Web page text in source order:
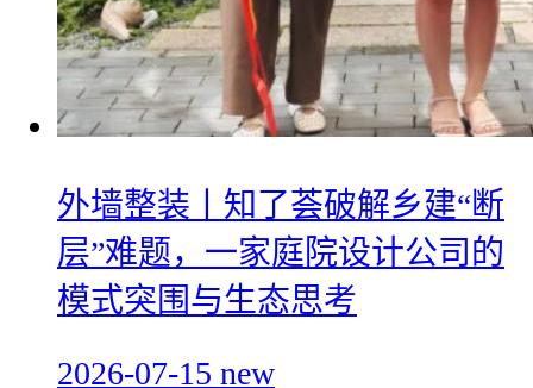
外墙整装丨知了荟破解乡建“断
层”难题，一家庭院设计公司的
模式突围与生态思考
2026-07-15 new